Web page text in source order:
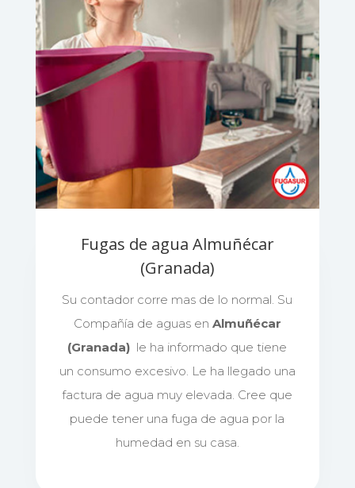
Fugas de agua Almuñécar
(Granada)
Su contador corre mas de lo normal. Su
Compañía de aguas en Almuñécar
(Granada) le ha informado que tiene
un consumo excesivo. Le ha llegado una
factura de agua muy elevada. Cree que
puede tener una fuga de agua por la
humedad en su casa.